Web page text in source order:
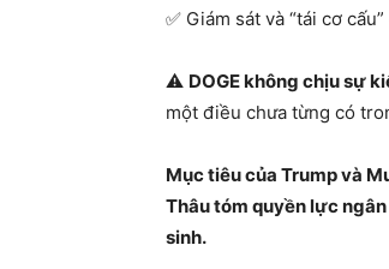
✅ Giám sát và “tái cơ
⚠️ DOGE không chịu sự
một điều chưa từng có
Mục tiêu của Trump và
Thâu tóm quyền lực
sinh.